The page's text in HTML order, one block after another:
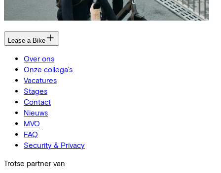
Lease a Bike
Over ons
Onze collega's
Vacatures
Stages
Contact
Nieuws
MVO
FAQ
Security & Privacy
Trotse partner van